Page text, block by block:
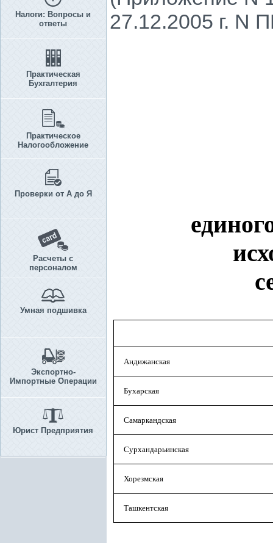
Налоги: Вопросы и
ответы
Практическая
Бухгалтерия
Практическое
Налогообложение
Проверки от А до Я
Расчеты с
персоналом
Умная подшивка
Экспортно-
Импортные Операции
Юрист Предприятия
27.12.2005 г. N
Андижанская
Бухарская
Самаркандская
Сурхандарьинская
Хорезмская
Ташкентская